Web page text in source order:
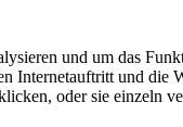
und um das
Internetauftritt und die
oder sie einzeln